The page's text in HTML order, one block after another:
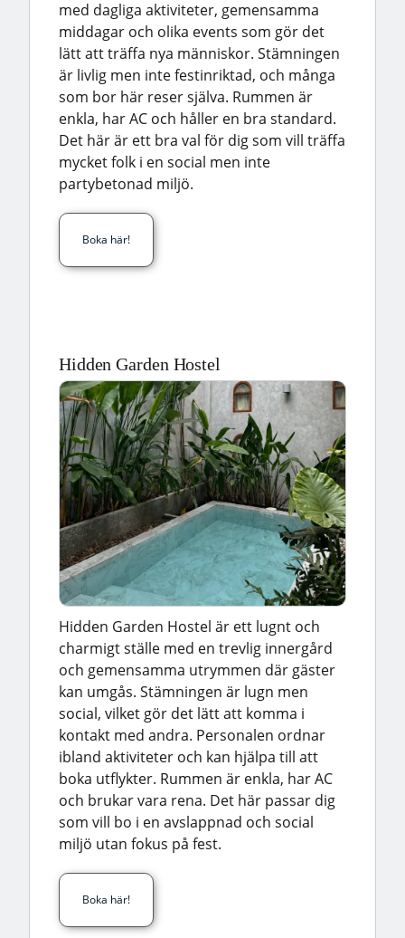
med dagliga aktiviteter, gemensamma
middagar och olika events som gör det
lätt att träffa nya människor. Stämningen
är livlig men inte festinriktad, och många
som bor här reser själva. Rummen är
enkla, har AC och håller en bra standard.
Det här är ett bra val för dig som vill träffa
mycket folk i en social men inte
partybetonad miljö.
Boka här!
Hidden Garden Hostel
Hidden Garden Hostel är ett lugnt och
charmigt ställe med en trevlig innergård
och gemensamma utrymmen där gäster
kan umgås. Stämningen är lugn men
social, vilket gör det lätt att komma i
kontakt med andra. Personalen ordnar
ibland aktiviteter och kan hjälpa till att
boka utflykter. Rummen är enkla, har AC
och brukar vara rena. Det här passar dig
som vill bo i en avslappnad och social
miljö utan fokus på fest.
Boka här!